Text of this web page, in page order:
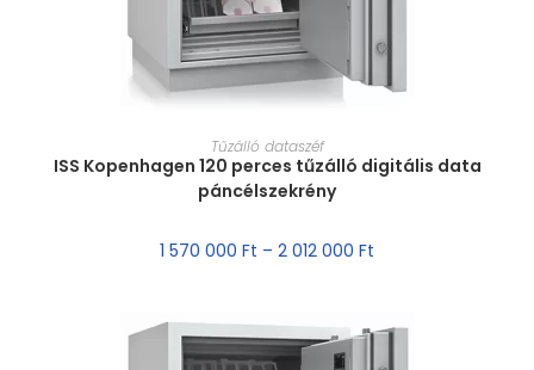
MÉRET VÁLASZTÁSA
Tűzálló dataszéf
ISS Kopenhagen 120 perces tűzálló digitális data
páncélszekrény
1 570 000 Ft – 2 012 000 Ft